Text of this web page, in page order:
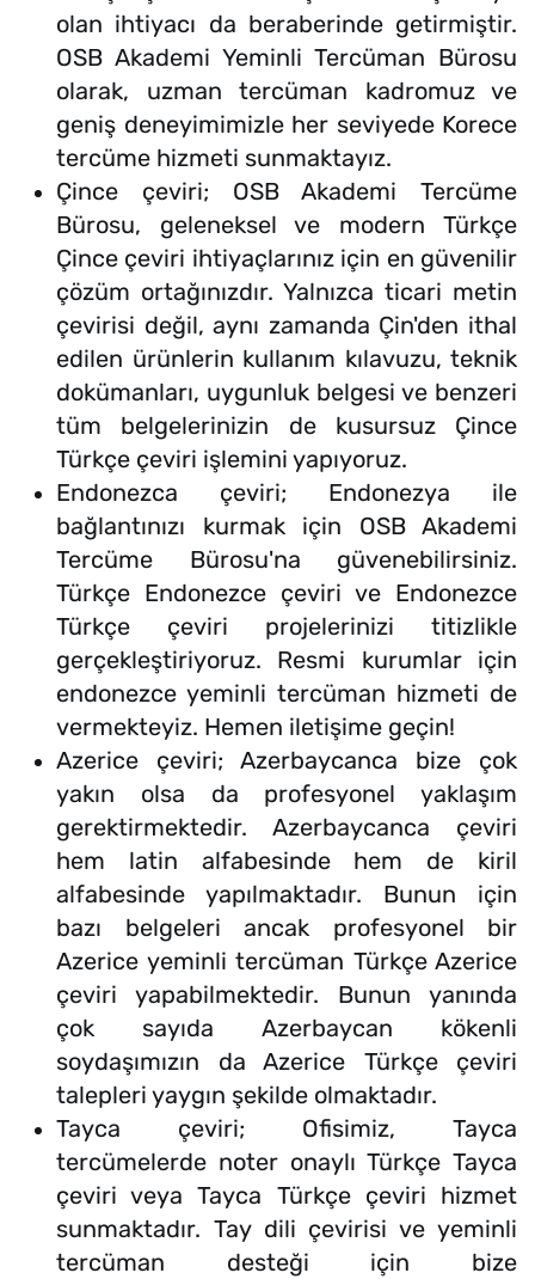
olan ihtiyacı da beraberinde getirmiştir.
OSB Akademi Yeminli Tercüman Bürosu
olarak, uzman tercüman kadromuz ve
geniş deneyimimizle her seviyede Korece
tercüme hizmeti sunmaktayız.
Çince çeviri; OSB Akademi Tercüme
Bürosu, geleneksel ve modern Türkçe
Çince çeviri ihtiyaçlarınız için en güvenilir
çözüm ortağınızdır. Yalnızca ticari metin
çevirisi değil, aynı zamanda Çin'den ithal
edilen ürünlerin kullanım kılavuzu, teknik
dokümanları, uygunluk belgesi ve benzeri
tüm belgelerinizin de kusursuz Çince
Türkçe çeviri işlemini yapıyoruz.
Endonezca çeviri; Endonezya ile
bağlantınızı kurmak için OSB Akademi
Tercüme Bürosu'na güvenebilirsiniz.
Türkçe Endonezce çeviri ve Endonezce
Türkçe çeviri projelerinizi titizlikle
gerçekleştiriyoruz. Resmi kurumlar için
endonezce yeminli tercüman hizmeti de
vermekteyiz. Hemen iletişime geçin!
Azerice çeviri; Azerbaycanca bize çok
yakın olsa da profesyonel yaklaşım
gerektirmektedir. Azerbaycanca çeviri
hem latin alfabesinde hem de kiril
alfabesinde yapılmaktadır. Bunun için
bazı belgeleri ancak profesyonel bir
Azerice yeminli tercüman Türkçe Azerice
çeviri yapabilmektedir. Bunun yanında
çok sayıda Azerbaycan kökenli
soydaşımızın da Azerice Türkçe çeviri
talepleri yaygın şekilde olmaktadır.
Tayca çeviri; Ofisimiz, Tayca
tercümelerde noter onaylı Türkçe Tayca
çeviri veya Tayca Türkçe çeviri hizmet
sunmaktadır. Tay dili çevirisi ve yeminli
tercüman desteği için bize